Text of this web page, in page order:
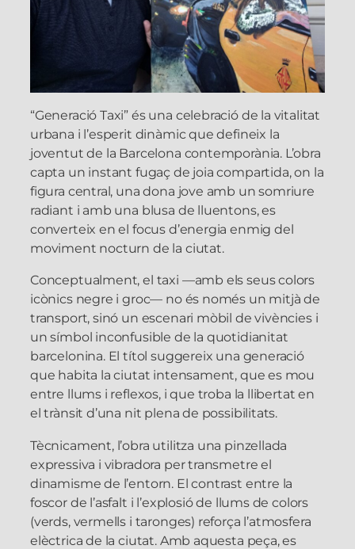
“Generació Taxi” és una celebració de la vitalitat
urbana i l’esperit dinàmic que defineix la
joventut de la Barcelona contemporània. L’obra
capta un instant fugaç de joia compartida, on la
figura central, una dona jove amb un somriure
radiant i amb una blusa de lluentons, es
converteix en el focus d’energia enmig del
moviment nocturn de la ciutat.
Conceptualment, el taxi —amb els seus colors
icònics negre i groc— no és només un mitjà de
transport, sinó un escenari mòbil de vivències i
un símbol inconfusible de la quotidianitat
barcelonina. El títol suggereix una generació
que habita la ciutat intensament, que es mou
entre llums i reflexos, i que troba la llibertat en
el trànsit d’una nit plena de possibilitats.
Tècnicament, l’obra utilitza una pinzellada
expressiva i vibradora per transmetre el
dinamisme de l’entorn. El contrast entre la
foscor de l’asfalt i l’explosió de llums de colors
(verds, vermells i taronges) reforça l’atmosfera
elèctrica de la ciutat. Amb aquesta peça, es